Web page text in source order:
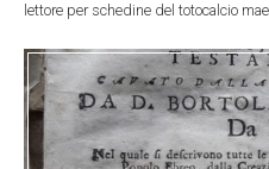
lettore per schedine del totocalcio